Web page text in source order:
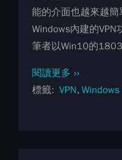
能的介面也越來越
Windows內建的VPN
筆者以Win10的
閱讀更多 ››
標籤
VPN Windows